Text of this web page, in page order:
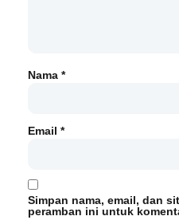
Nama *
Email *
Simpan nama, email, dan
peramban ini untuk